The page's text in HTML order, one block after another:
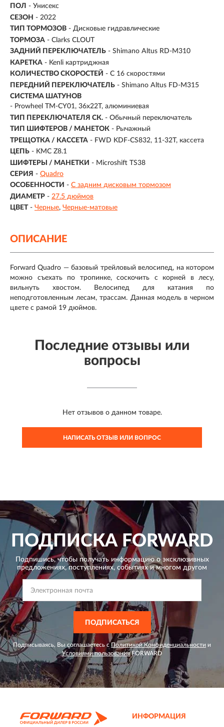
ПОЛ - Унисекс
СЕЗОН - 2022
ТИП ТОРМОЗОВ - Дисковые гидравлические
ТОРМОЗА - Clarks CLOUT
ЗАДНИЙ ПЕРЕКЛЮЧАТЕЛЬ - Shimano Altus RD-M310
КАРЕТКА - Kenli картриджная
КОЛИЧЕСТВО СКОРОСТЕЙ - С 16 скоростями
ПЕРЕДНИЙ ПЕРЕКЛЮЧАТЕЛЬ - Shimano Altus FD-M315
СИСТЕМА ШАТУНОВ
- Prowheel TM-CY01, 36x22T, алюминиевая
ТИП ПЕРЕКЛЮЧАТЕЛЯ СК. - Обычный переключатель
ТИП ШИФТЕРОВ / МАНЕТОК - Рычажный
ТРЕЩОТКА / КАССЕТА - FWD KDF-CS832, 11-32T, кассета
ЦЕПЬ - KMC Z8.1
ШИФТЕРЫ / МАНЕТКИ - Microshift TS38
СЕРИЯ - Quadro
ОСОБЕННОСТИ - С задним дисковым тормозом
ДИАМЕТР - 27.5 дюймов
ЦВЕТ - Черные Черные-матовые
ОПИСАНИЕ
Forward Quadro — базовый трейловый велосипед, на котором
можно съехать по тропинке, соскочить с корней в лесу,
вильнуть хвостом. Велосипед для катания по
неподготовленным лесам, трассам. Данная модель в черном
цвете с рамой 19 дюймов.
Последние отзывы или
вопросы
Нет отзывов о данном товаре.
НАПИСАТЬ ОТЗЫВ ИЛИ ВОПРОС
ПОДПИСКАFORWARD
Подпишись, чтобы получать информацию о эксклюзивных
предложениях,поступлениях, событиях и многом другом
ПОДПИСАТЬСЯ
Подписываясь, Вы соглашаетесь с Политикой Конфиденциальности и
Условиями пользованияFORWARD
ИНФОРМАЦИЯ